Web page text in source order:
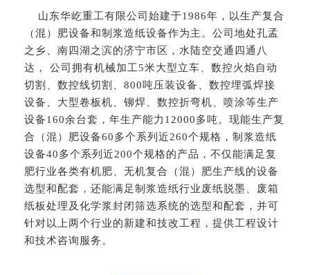
山东华屹重工有限公司始建于1986年，以生产复合
（混）肥设备和制浆造纸设备作为主。公司地处孔孟
之乡、南四湖之滨的济宁市区，水陆空交通四通八
达， 公司拥有机械加工5米大型立车、数控火焰自动
切割、数控线切割、800吨压装设备、数控埋弧焊接
设备、大型卷板机、铆焊、数控折弯机、喷涂等生产
设备160余台套，年生产能力12000多吨。现能生产复
合（混）肥设备60多个系列近260个规格，制浆造纸
设备40多个系列近200个规格的产品，不仅能满足复
肥行业各类有机肥、无机复合（混）肥生产线的设备
选型和配套，还能满足制浆造纸行业废纸脱墨、废箱
纸板处理及化学浆封闭筛选系统的选型和配套，并可
针对以上两个行业的新建和技改工程，提供工程设计
和技术咨询服务。